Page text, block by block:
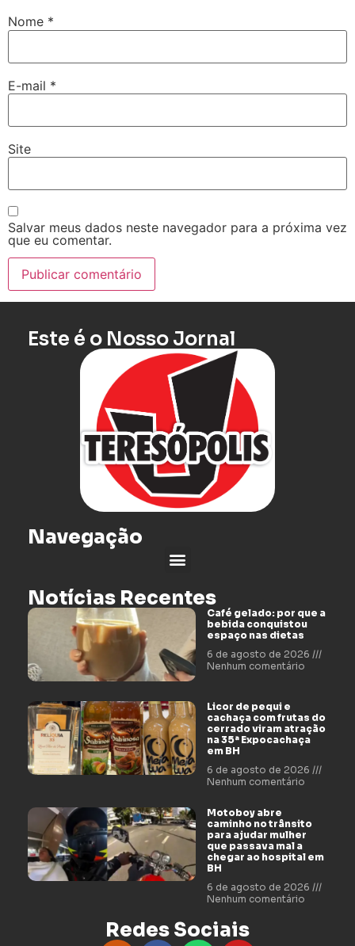
Nome *
E-mail *
Site
Salvar meus dados neste navegador para a próxima vez
que eu comentar.
Este é o Nosso Jornal
Navegação
Notícias Recentes
Café gelado: por que a
bebida conquistou
espaço nas dietas
6 de agosto de 2026
Nenhum comentário
Licor de pequi e
cachaça com frutas do
cerrado viram atração
na 35ª Expocachaça
em BH
6 de agosto de 2026
Nenhum comentário
Motoboy abre
caminho no trânsito
para ajudar mulher
que passava mal a
chegar ao hospital em
BH
6 de agosto de 2026
Nenhum comentário
Redes Sociais